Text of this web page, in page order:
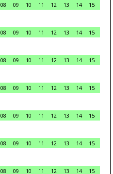
08 09 10 11 12 13 14
15
08 09 10 11 12 13 14
15
08 09 10 11 12 13 14
15
08 09 10 11 12 13 14
15
08 09 10 11 12 13 14
15
08 09 10 11 12 13 14
15
08 09 10 11 12 13 14
15